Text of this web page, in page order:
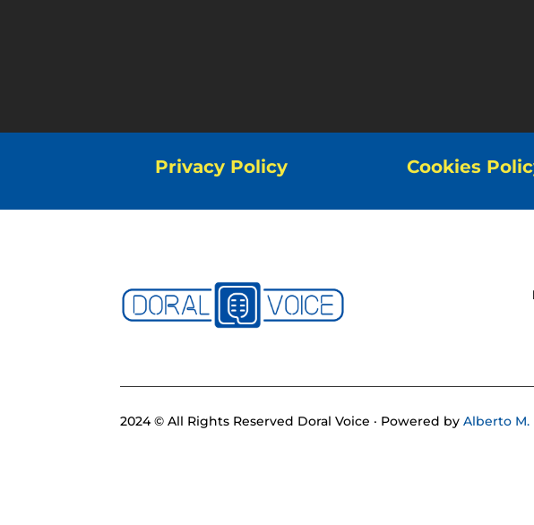
Privacy Policy Cookies
2024 © All Rights Reserved Doral Voice · Powered byAlberto M.